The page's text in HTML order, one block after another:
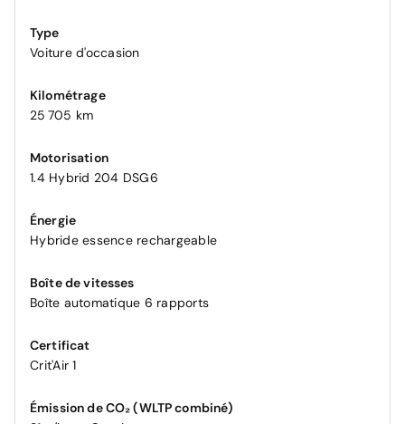
Type
Voiture d'occasion
Kilométrage
25 705 km
Motorisation
1.4 Hybrid 204 DSG6
Énergie
Hybride essence rechargeable
Boîte de vitesses
Boîte automatique 6 rapports
Certificat
Crit'Air 1
Émission de CO₂ (WLTP combiné)